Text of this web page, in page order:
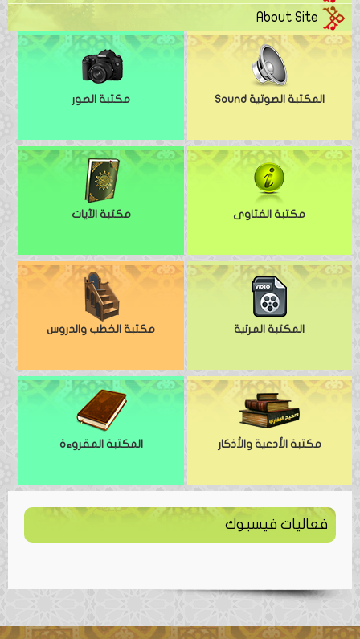
About Site
المكتبة الصوتية Sound مكتبة الصور
مكتبة الفتاوى مكتبة الآيات
المكتبة المرئية مكتبة الخطب والدروس
مكتبة الأدعية والأذكار المكتبة المقروءة
فعاليات فيسبوك